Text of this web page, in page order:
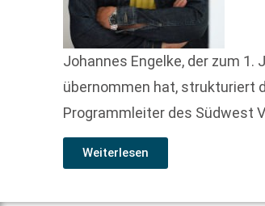
Johannes Engelke, der zum 1.
übernommen hat, strukturiert
Programmleiter des Südwest
Weiterlesen